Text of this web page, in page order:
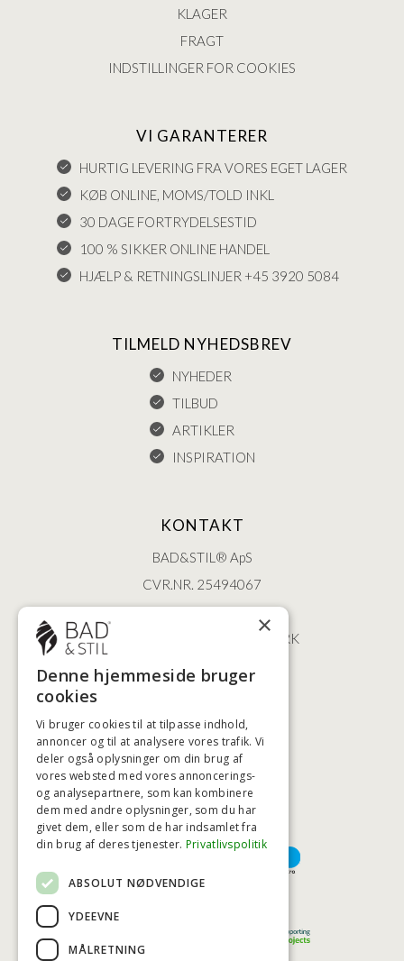
KLAGER
FRAGT
INDSTILLINGER FOR COOKIES
VI GARANTERER
HURTIG LEVERING FRA VORES EGET LAGER
KØB ONLINE, MOMS/TOLD INKL
30 DAGE FORTRYDELSESTID
100 % SIKKER ONLINE HANDEL
HJÆLP & RETNINGSLINJER +45 3920 5084
TILMELD NYHEDSBREV
NYHEDER
TILBUD
ARTIKLER
INSPIRATION
KONTAKT
BAD&STIL® ApS
CVR.NR. 25494067
ØSTERBROGADE 202
2100 KØBENHAVN • DANMARK
+45 3920 5084
HØJESTE KREDITVÆRDIGHED
BETALINGSMULIGHEDER
×
Denne hjemmeside bruger
cookies
Vi bruger cookies til at tilpasse indhold,
annoncer og til at analysere vores trafik. Vi
deler også oplysninger om din brug af
vores websted med vores annoncerings-
og analysepartnere, som kan kombinere
dem med andre oplysninger, som du har
givet dem, eller som de har indsamlet fra
din brug af deres tjenester. Privatlivspolitik
ABSOLUT NØDVENDIGE
YDEEVNE
MÅLRETNING